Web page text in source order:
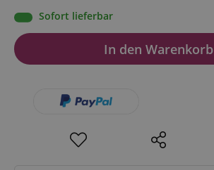
Sofort lieferbar
In den Warenkorb